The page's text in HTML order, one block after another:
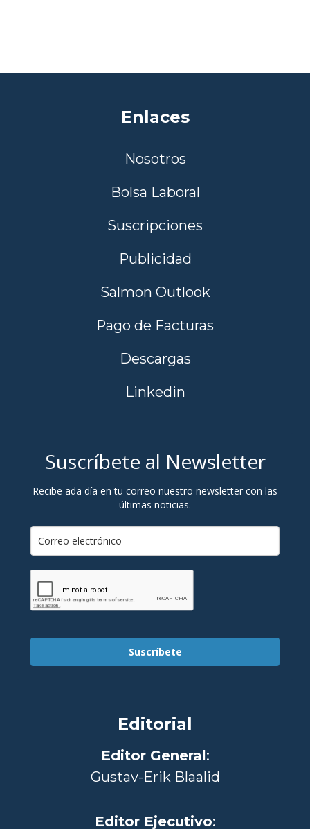
Enlaces
Nosotros
Bolsa Laboral
Suscripciones
Publicidad
Salmon Outlook
Pago de Facturas
Descargas
Linkedin
Suscríbete al Newsletter
Recibe ada día en tu correo nuestro newsletter con las
últimas noticias.
Suscríbete
Editorial
Editor General:
Gustav-Erik Blaalid
Editor Ejecutivo: